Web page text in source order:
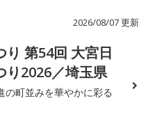
2026/08/07 更新
り 第54回 大宮日
り2026／埼玉県
の町並みを華やかに彩る